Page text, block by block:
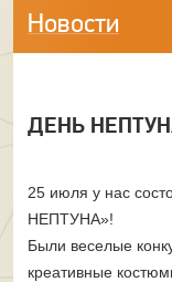
Новости
ДЕНЬ
25 июля у нас
НЕПТУНА»!
Были веселые
креативные